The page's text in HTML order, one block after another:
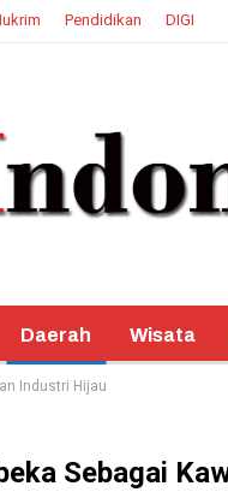
Pendidikan DIGI
Daerah Wisata
Industri Hijau
Sebagai